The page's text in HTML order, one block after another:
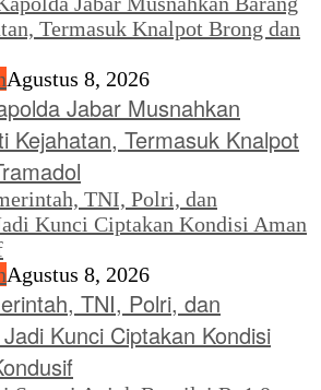
Agustus 8, 2026
Jabar Musnahkan
Kejahatan, Termasuk Knalpot
Agustus 8, 2026
TNI, Polri, dan
Kunci Ciptakan Kondisi